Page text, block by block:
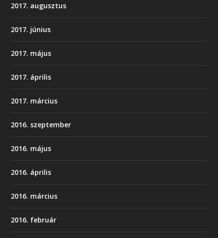
2017. augusztus
2017. június
2017. május
2017. április
2017. március
2016. szeptember
2016. május
2016. április
2016. március
2016. február